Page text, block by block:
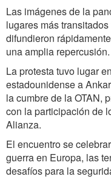
Las imágenes de la
lugares más
difundieron
una amplia repercusión.
La protesta tuvo lugar
estadounidense a
la cumbre de la OTAN,
con la participación de
Alianza.
El encuentro se
guerra en Europa, las
desafíos para la